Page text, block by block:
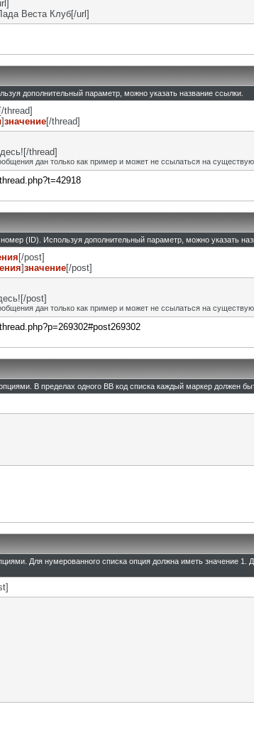
Веста Клуб[/url]
дополнительный параметр, можно указать название ссылки.
[/thread]
]значение[/thread]
thread]
дан только как пример и может не ссылаться на
(ID). Используя дополнительный параметр, можно указать
[/post]
]значение[/post]
post]
дан только как пример и может не ссылаться на
В пределах одного BB код списка каждый маркер должен
Для нумерованного списка опция должна иметь значение